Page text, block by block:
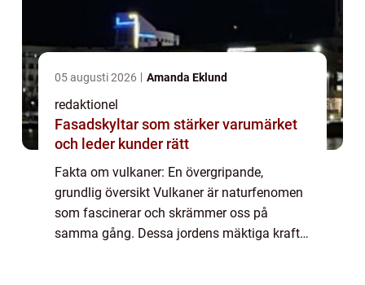
05 augusti 2026 Amanda Eklund
redaktionel
Fasadskyltar som stärker varumärket
och leder kunder rätt
Fakta om vulkaner: En övergripande,
grundlig översikt Vulkaner är naturfenomen
som fascinerar och skrämmer oss på
samma gång. Dessa jordens mäktiga krafter